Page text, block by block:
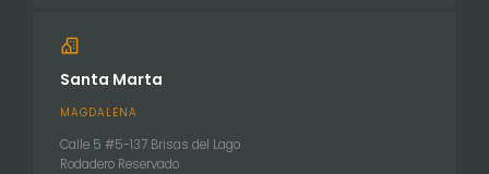
Santa Marta
MAGDALENA
Calle 5 #5-137 Brisas del Lago
Rodadero Reservado